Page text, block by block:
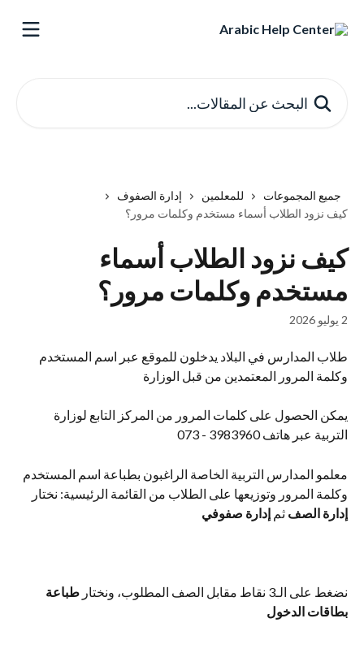
جميع المجموعات للمعلمين
إدارة الصفوف
كيف نزود الطلاب أسماء مستخدم وكلمات مرور؟
كيف نزود الطلاب أسماء
مستخدم وكلمات مرور؟
2 يوليو 2026
طلاب المدارس في البلاد يدخلون للموقع عبر اسم المستخدم
وكلمة المرور المعتمدين من قبل الوزارة
يمكن الحصول على كلمات المرور من المركز التابع لوزارة
التربية عبر هاتف 3983960 - 073
معلمو المدارس التربية الخاصة الراغبون بطباعة اسم المستخدم
وكلمة المرور وتوزيعها على الطلاب من القائمة الرئيسية: نختار
إدارة الصف ثم إدارة صفوفي
نضغط على الـ3 نقاط مقابل الصف المطلوب، ونختار
طباعة
بطاقات الدخول